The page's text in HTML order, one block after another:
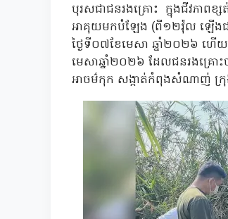
បុរសជាជនរងគ្រោះ ក្នុងជីវភាពខ្
អាគុយមកបំឡែង (ពី១២វ៉ុល ឡើងជ
ថ្ងៃទី០៧ខែមេសា ឆ្នាំ២០២៦ ហ
មេសាឆ្នាំ២០២៦ ដែលជនរងគ្រ
អាចម៌កុក សង្កាត់កំពុងសំណាញ់ ក្រុង